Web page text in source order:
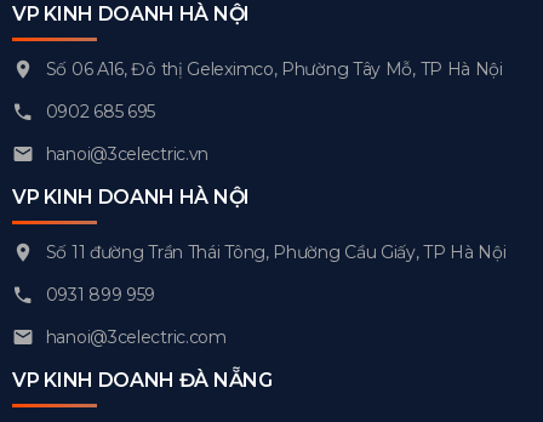
VP KINH DOANH HÀ NỘI
Số 06 A16, Đô thị Geleximco, Phường Tây Mỗ, TP Hà Nội
0902 685 695
hanoi@3celectric.vn
VP KINH DOANH HÀ NỘI
Số 11 đường Trần Thái Tông, Phường Cầu Giấy, TP Hà Nội
0931 899 959
hanoi@3celectric.com
VP KINH DOANH ĐÀ NẴNG